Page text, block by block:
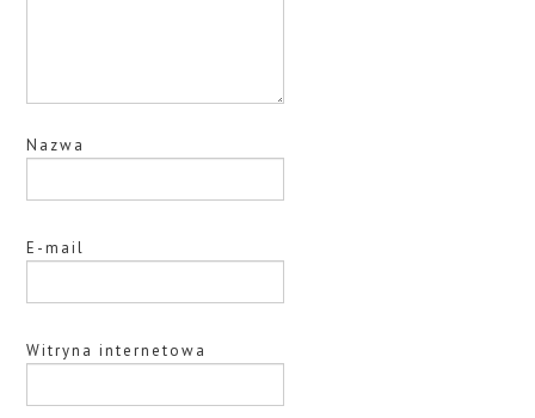
Nazwa
E-mail
Witryna internetowa